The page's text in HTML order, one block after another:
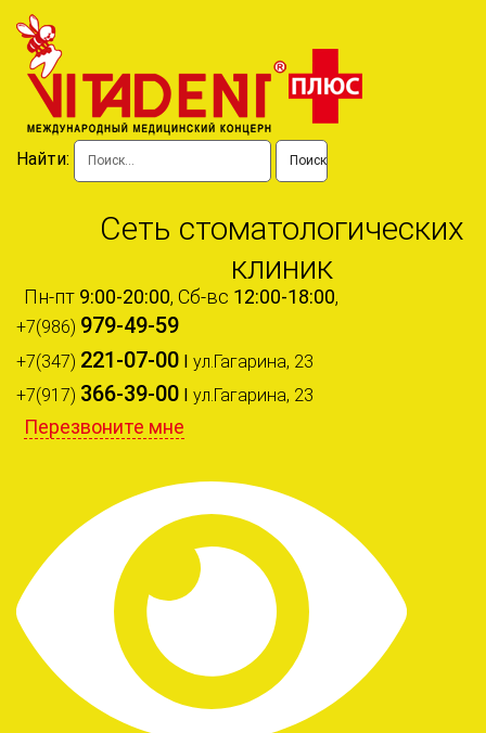
Найти:
Сеть стоматологических
клиник
Пн-пт 9:00-20:00, Сб-вс 12:00-18:00,
+7(986) 979-49-59
+7(347) 221-07-00 I ул.Гагарина, 23
+7(917) 366-39-00 I ул.Гагарина, 23
Перезвоните мне